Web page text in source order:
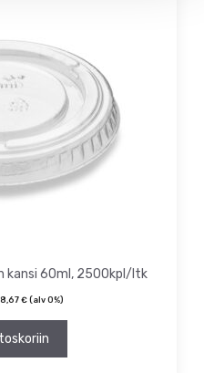
kansi 60ml, 2500kpl/ltk
€ (alv 0%)